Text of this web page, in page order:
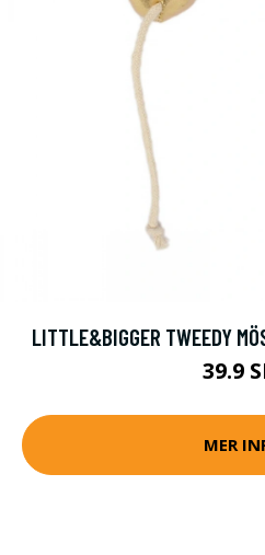
LITTLE&BIGGER TWEEDY
39.9
MER